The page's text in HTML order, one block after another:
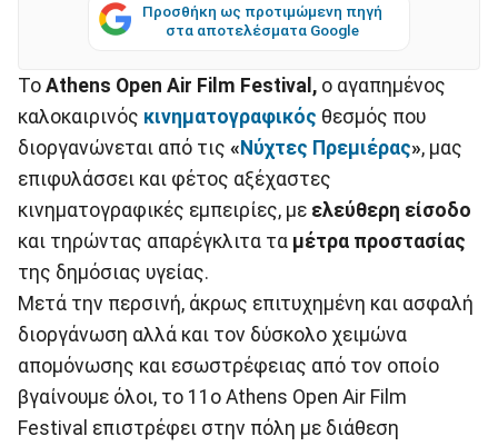
Προσθήκη ως προτιμώμενη πηγή
στα αποτελέσματα Google
Το Athens Open Air Film Festival, ο αγαπημένος
καλοκαιρινός κινηματογραφικός θεσμός που
διοργανώνεται από τις «Νύχτες Πρεμιέρας», μας
επιφυλάσσει και φέτος αξέχαστες
κινηματογραφικές εμπειρίες, με ελεύθερη είσοδο
και τηρώντας απαρέγκλιτα τα μέτρα προστασίας
της δημόσιας υγείας.
Μετά την περσινή, άκρως επιτυχημένη και ασφαλή
διοργάνωση αλλά και τον δύσκολο χειμώνα
απομόνωσης και εσωστρέφειας από τον οποίο
βγαίνουμε όλοι, το 11ο Athens Open Air Film
Festival επιστρέφει στην πόλη με διάθεση